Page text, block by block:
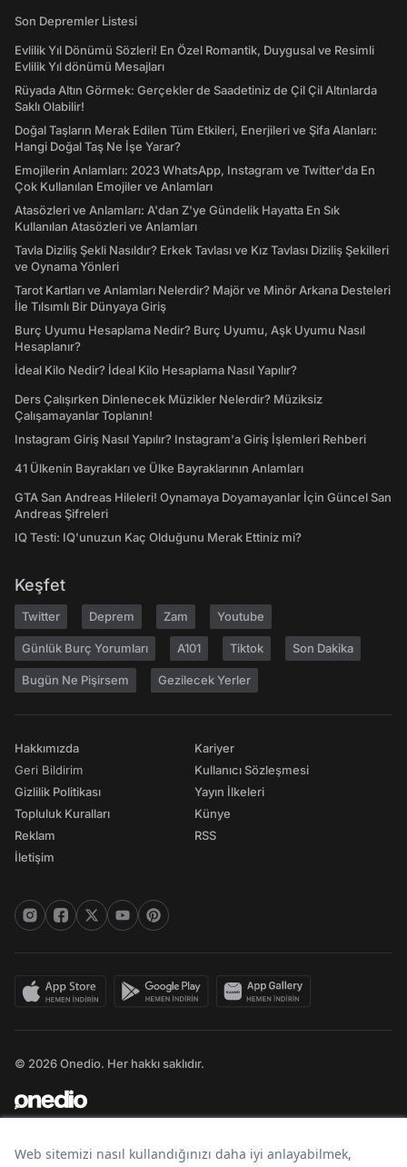
Son Depremler Listesi
Evlilik Yıl Dönümü Sözleri! En Özel Romantik, Duygusal ve Resimli
Evlilik Yıl dönümü Mesajları
Rüyada Altın Görmek: Gerçekler de Saadetiniz de Çil Çil Altınlarda
Saklı Olabilir!
Doğal Taşların Merak Edilen Tüm Etkileri, Enerjileri ve Şifa Alanları:
Hangi Doğal Taş Ne İşe Yarar?
Emojilerin Anlamları: 2023 WhatsApp, Instagram ve Twitter'da En
Çok Kullanılan Emojiler ve Anlamları
Atasözleri ve Anlamları: A'dan Z'ye Gündelik Hayatta En Sık
Kullanılan Atasözleri ve Anlamları
Tavla Diziliş Şekli Nasıldır? Erkek Tavlası ve Kız Tavlası Diziliş Şekilleri
ve Oynama Yönleri
Tarot Kartları ve Anlamları Nelerdir? Majör ve Minör Arkana Desteleri
İle Tılsımlı Bir Dünyaya Giriş
Burç Uyumu Hesaplama Nedir? Burç Uyumu, Aşk Uyumu Nasıl
Hesaplanır?
İdeal Kilo Nedir? İdeal Kilo Hesaplama Nasıl Yapılır?
Ders Çalışırken Dinlenecek Müzikler Nelerdir? Müziksiz
Çalışamayanlar Toplanın!
Instagram Giriş Nasıl Yapılır? Instagram'a Giriş İşlemleri Rehberi
41 Ülkenin Bayrakları ve Ülke Bayraklarının Anlamları
GTA San Andreas Hileleri! Oynamaya Doyamayanlar İçin Güncel San
Andreas Şifreleri
IQ Testi: IQ'unuzun Kaç Olduğunu Merak Ettiniz mi?
Keşfet
Twitter Deprem Zam Youtube
Günlük Burç Yorumları A101 Tiktok Son Dakika
Bugün Ne Pişirsem Gezilecek Yerler
Hakkımızda
Geri Bildirim
Gizlilik Politikası
Topluluk Kuralları
Reklam
İletişim
Kariyer
Kullanıcı Sözleşmesi
Yayın İlkeleri
Künye
RSS
© 2026 Onedio. Her hakkı saklıdır.
Bir markasıdır.